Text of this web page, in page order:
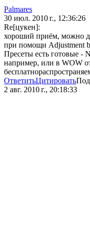
Palmares
30 июл. 2010 г., 12:36:26
Re[цукен]:
хороший приём, можно
при помощи Adjustment
Пресеты есть готовые -
например, или в WOW
ОтветитьЦитировать
2 авг. 2010 г., 20:18:33